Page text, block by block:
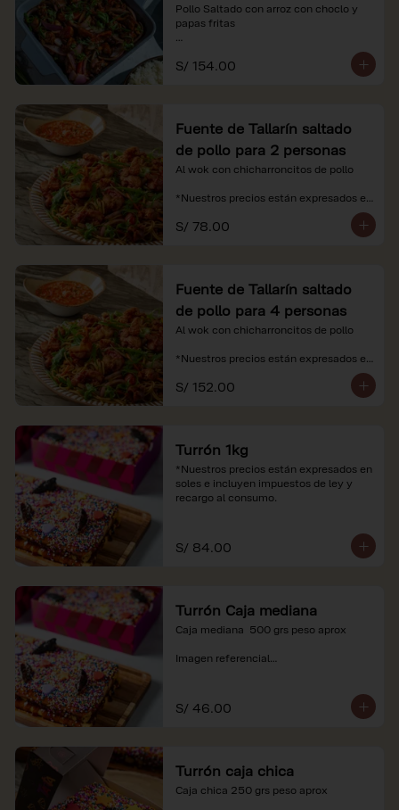
Pollo Saltado con arroz con choclo y
papas fritas
*Nuestros precios están expresados en
soles e incluyen impuestos de ley y
S/ 154.00
Fuente de Tallarín saltado
de pollo para 2 personas
Al wok con chicharroncitos de pollo
*Nuestros precios están expresados en
recargo al consumo.
S/ 78.00
Fuente de Tallarín saltado
de pollo para 4 personas
Al wok con chicharroncitos de pollo
*Nuestros precios están expresados en
recargo al consumo.
S/ 152.00
Turrón 1kg
*Nuestros precios están expresados en
soles e incluyen impuestos de ley y
recargo al consumo.
S/ 84.00
Turrón Caja mediana
Caja mediana  500 grs peso aprox
Imagen referencial
soles e incluyen impuestos de ley y
recargo al consumo.
S/ 46.00
Turrón caja chica
Caja chica 250 grs peso aprox